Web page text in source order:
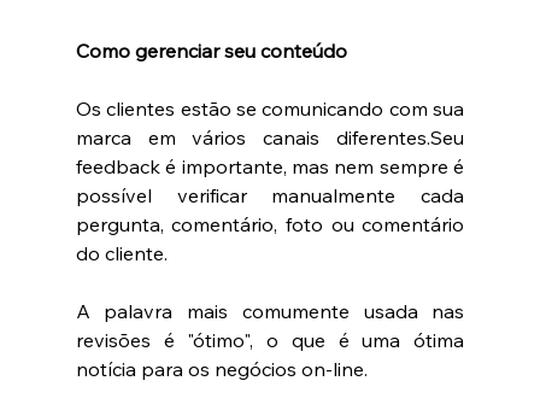
Como gerenciar seu conteúdo
Os clientes estão se comunicando com sua
marca em vários canais diferentes.Seu
feedback é importante, mas nem sempre é
possível verificar manualmente cada
pergunta, comentário, foto ou comentário
do cliente.
A palavra mais comumente usada nas
revisões é "ótimo", o que é uma ótima
notícia para os negócios on-line.